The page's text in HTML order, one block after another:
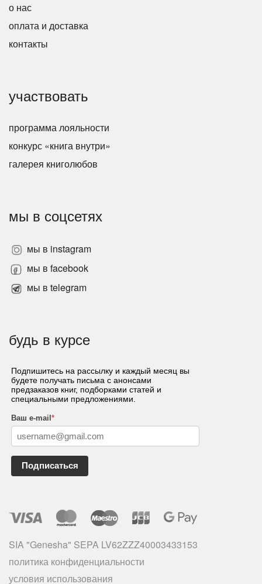
о нас
оплата и доставка
контакты
участвовать
программа лояльности
конкурс «книга внутри»
галерея книголюбов
мы в соцсетях
мы в instagram
мы в facebook
мы в telegram
будь в курсе
Подпишитесь на рассылку и каждый месяц вы
будете получать письма с анонсами
предзаказов книг, подборками статей и
специальными предложениями.
Ваш e-mail *
Подписаться
SIA "Genesha" SEPA LV62ZZZ40003433153
политика конфиденциальности
условия использования